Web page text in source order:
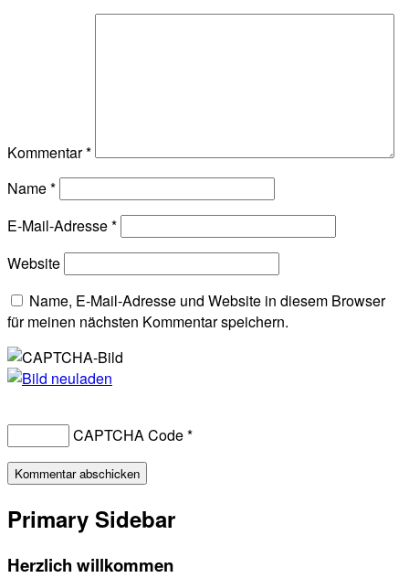
Kommentar*
Name*
E-Mail-Adresse*
Website
Name, E-Mail-Adresse und Website in diesem Browser
für meinen nächsten Kommentar speichern.
CAPTCHA Code*
Primary Sidebar
Herzlich willkommen